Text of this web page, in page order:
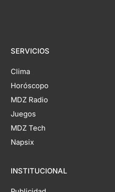
SERVICIOS
Clima
Horóscopo
MDZ Radio
Juegos
MDZ Tech
Napsix
INSTITUCIONAL